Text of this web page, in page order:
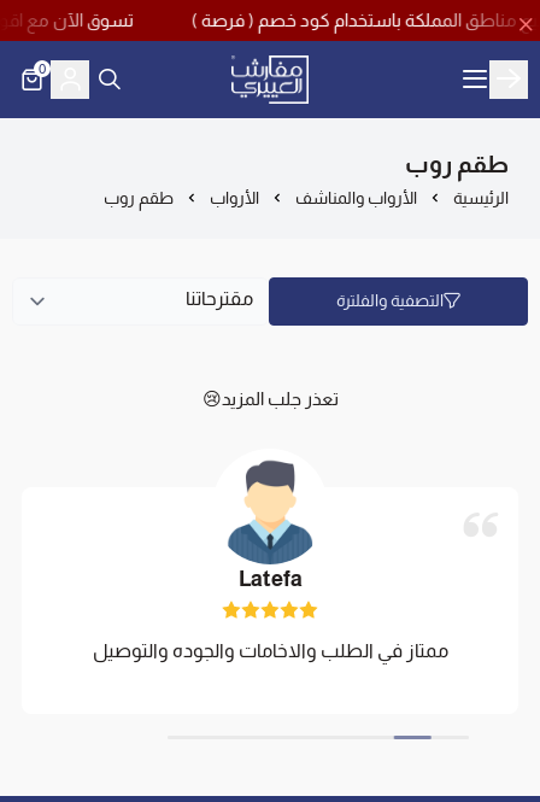
تسوق الآن مع اقوى تخفيضات منتصف العام
مفارش العييري
0
طقم روب
الرئيسية الأرواب والمناشف الأرواب طقم روب
التصفية والفلترة
تعذر جلب المزيد😢
Latefa
ممتاز في الطلب والاخامات والجوده والتوصيل